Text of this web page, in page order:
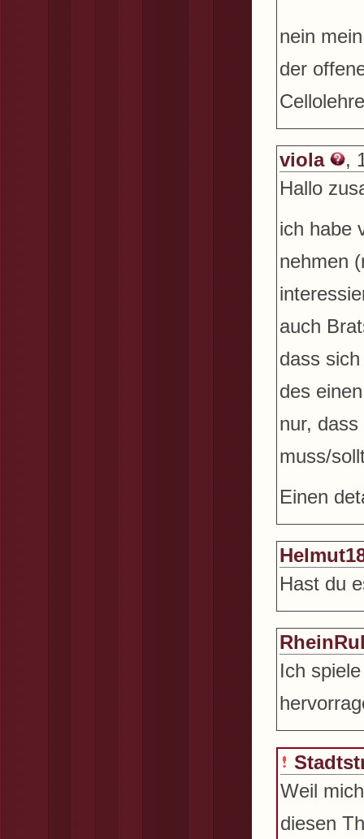
nein
der
viola
,
Hallo
ich habe
nehmen
auch
dass
des
nur,
muss/
Einen
Hast du
Ich
Weil
diesen